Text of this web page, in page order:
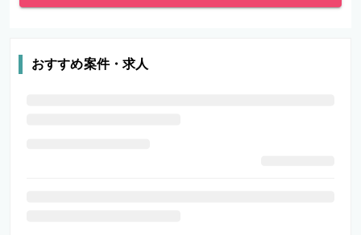
おすすめ案件・求人